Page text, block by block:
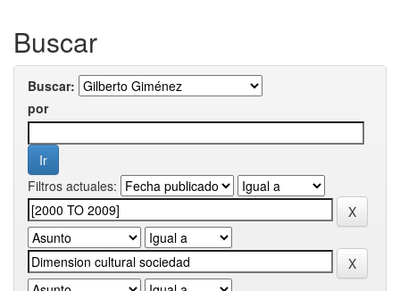
Buscar
Buscar:
por
Filtros actuales: